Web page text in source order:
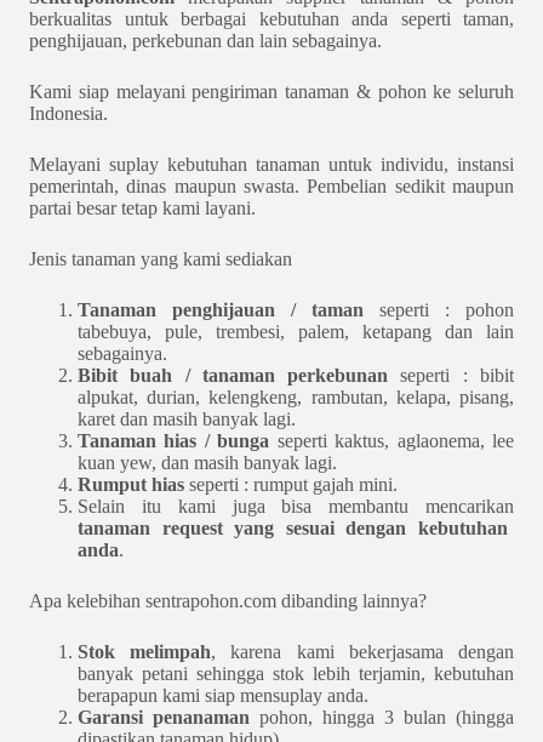
berkualitas untuk berbagai kebutuhan anda seperti taman,
penghijauan, perkebunan dan lain sebagainya.
Kami siap melayani pengiriman tanaman & pohon ke seluruh
Indonesia.
Melayani suplay kebutuhan tanaman untuk individu, instansi
pemerintah, dinas maupun swasta. Pembelian sedikit maupun
partai besar tetap kami layani.
Jenis tanaman yang kami sediakan
Tanaman penghijauan / taman seperti : pohon
tabebuya, pule, trembesi, palem, ketapang dan lain
sebagainya.
Bibit buah / tanaman perkebunan seperti : bibit
alpukat, durian, kelengkeng, rambutan, kelapa, pisang,
karet dan masih banyak lagi.
Tanaman hias / bunga seperti kaktus, aglaonema, lee
kuan yew, dan masih banyak lagi.
Rumput hias seperti : rumput gajah mini.
Selain itu kami juga bisa membantu mencarikan
tanaman request yang sesuai dengan kebutuhan
anda.
Apa kelebihan sentrapohon.com dibanding lainnya?
Stok melimpah, karena kami bekerjasama dengan
banyak petani sehingga stok lebih terjamin, kebutuhan
berapapun kami siap mensuplay anda.
Garansi penanaman pohon, hingga 3 bulan (hingga